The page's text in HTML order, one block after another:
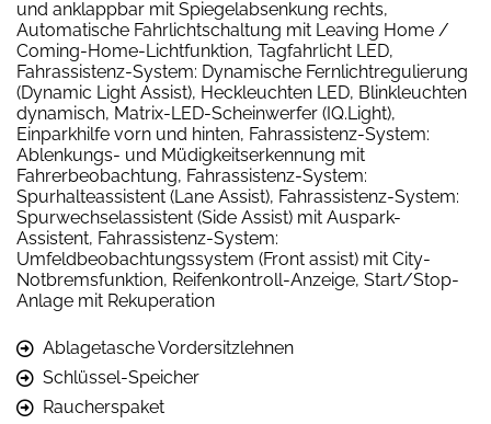
und anklappbar mit Spiegelabsenkung rechts,
Automatische Fahrlichtschaltung mit Leaving Home /
Coming-Home-Lichtfunktion, Tagfahrlicht LED,
Fahrassistenz-System: Dynamische Fernlichtregulierung
(Dynamic Light Assist), Heckleuchten LED, Blinkleuchten
dynamisch, Matrix-LED-Scheinwerfer (IQ.Light),
Einparkhilfe vorn und hinten, Fahrassistenz-System:
Ablenkungs- und Müdigkeitserkennung mit
Fahrerbeobachtung, Fahrassistenz-System:
Spurhalteassistent (Lane Assist), Fahrassistenz-System:
Spurwechselassistent (Side Assist) mit Auspark-
Assistent, Fahrassistenz-System:
Umfeldbeobachtungssystem (Front assist) mit City-
Notbremsfunktion, Reifenkontroll-Anzeige, Start/Stop-
Anlage mit Rekuperation
Ablagetasche Vordersitzlehnen
Schlüssel-Speicher
Raucherspaket